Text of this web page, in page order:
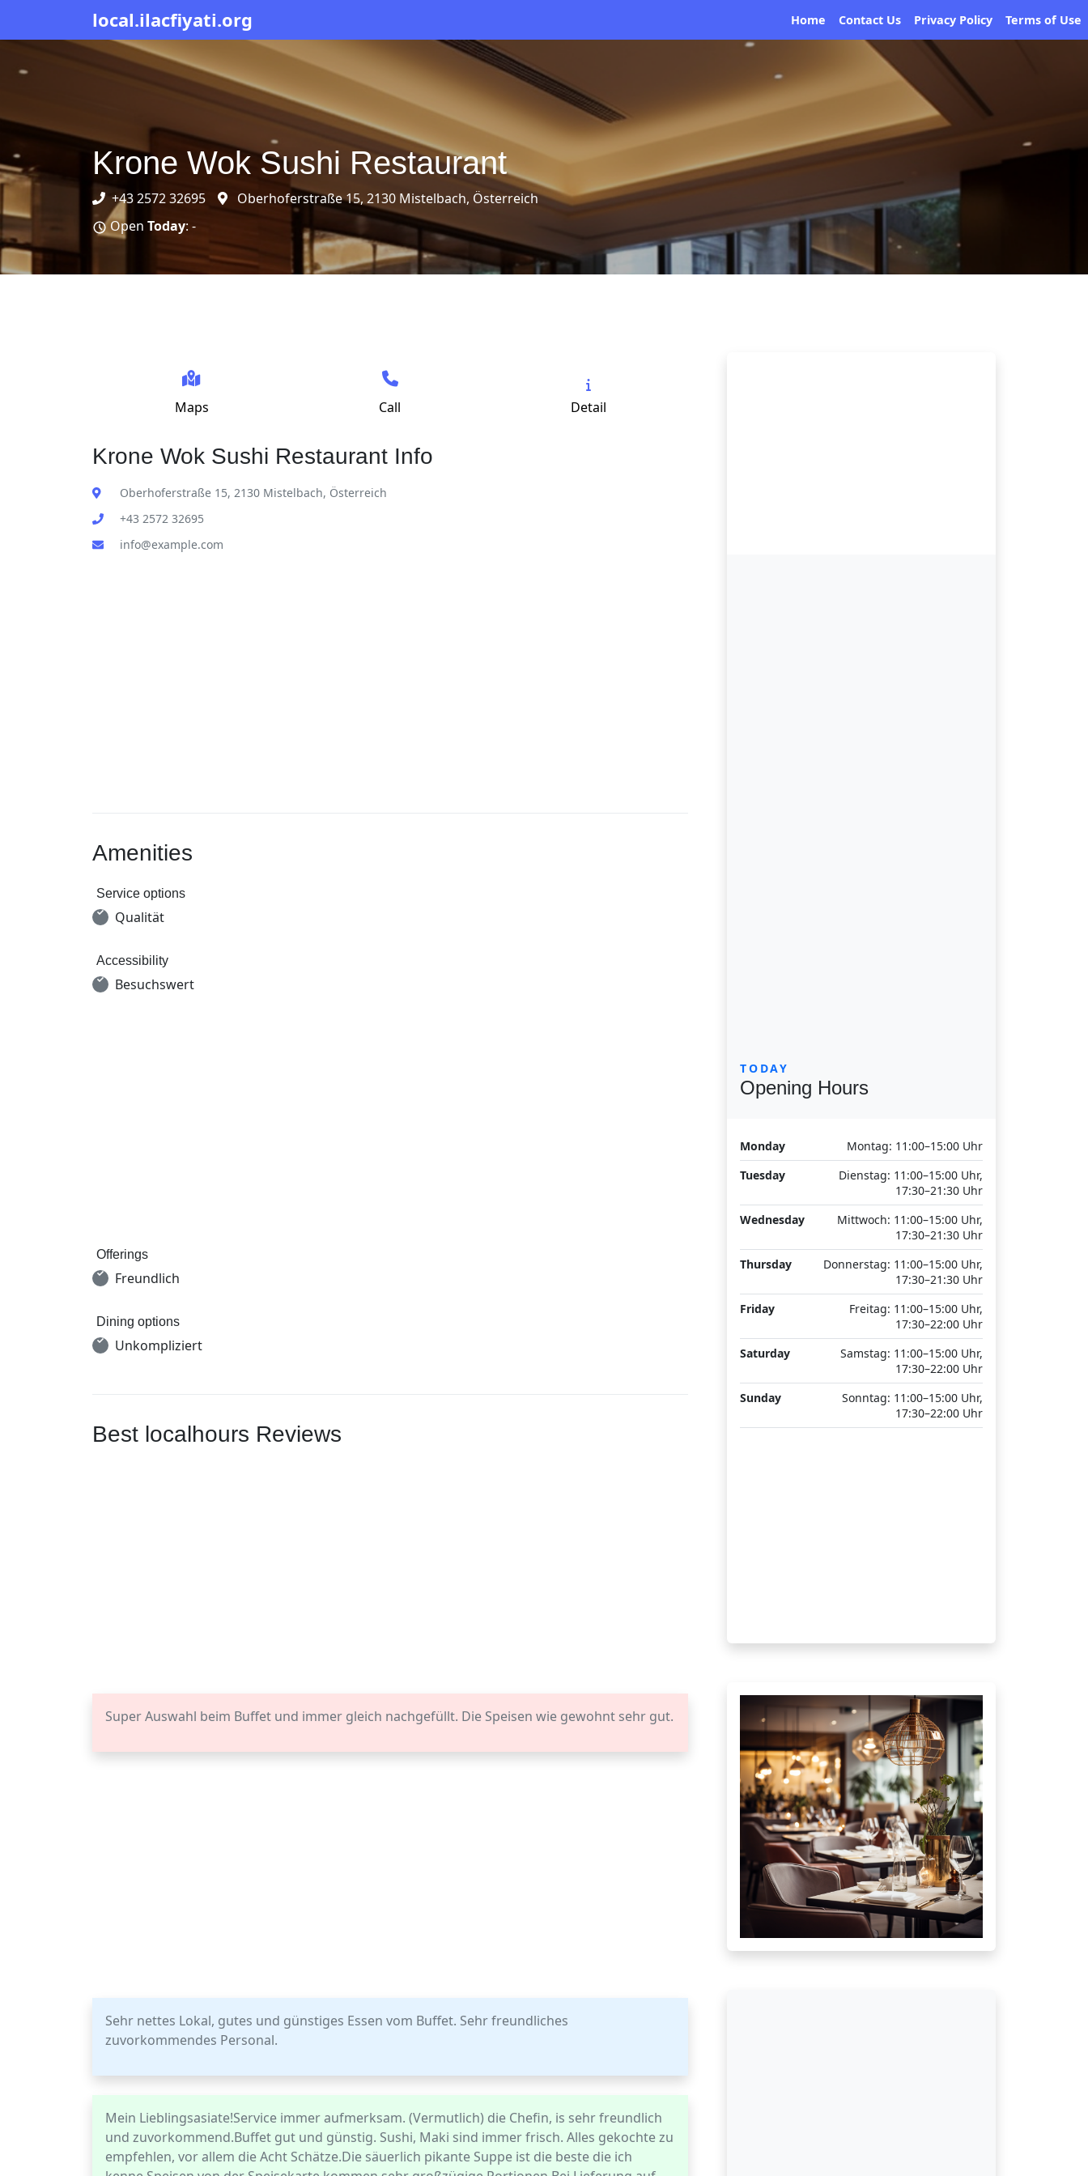
local.ilacfiyati.org Home Contact Us Privacy Policy Terms of Use
Krone Wok Sushi Restaurant
+43 2572 32695
Oberhoferstraße 15, 2130 Mistelbach, Österreich
Open Today: -
Maps Call Detail
Krone Wok Sushi Restaurant Info
Oberhoferstraße 15, 2130 Mistelbach, Österreich
+43 2572 32695
info@example.com
Amenities
Service options
Qualität
Accessibility
Besuchswert
Offerings
Freundlich
Dining options
Unkompliziert
Best localhours Reviews
Super Auswahl beim Buffet und immer gleich nachgefüllt. Die Speisen wie gewohnt sehr gut.
Sehr nettes Lokal, gutes und günstiges Essen vom Buffet. Sehr freundliches
zuvorkommendes Personal.
Mein Lieblingsasiate!Service immer aufmerksam. (Vermutlich) die Chefin, is sehr freundlich
und zuvorkommend.Buffet gut und günstig. Sushi, Maki sind immer frisch. Alles gekochte zu
empfehlen, vor allem die Acht Schätze.Die säuerlich pikante Suppe ist die beste die ich
TODAY
Opening Hours
Monday
Montag: 11:00–15:00 Uhr
Tuesday
Dienstag: 11:00–15:00 Uhr,
17:30–21:30 Uhr
Wednesday
Mittwoch: 11:00–15:00 Uhr,
17:30–21:30 Uhr
Thursday
Donnerstag: 11:00–15:00 Uhr,
17:30–21:30 Uhr
Friday
Freitag: 11:00–15:00 Uhr,
17:30–22:00 Uhr
Saturday
Samstag: 11:00–15:00 Uhr,
17:30–22:00 Uhr
Sunday
Sonntag: 11:00–15:00 Uhr,
17:30–22:00 Uhr